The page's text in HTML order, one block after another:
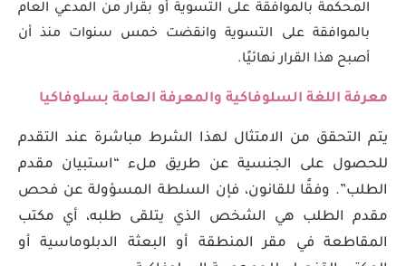
المحكمة بالموافقة على التسوية أو بقرار من المدعي العام
بالموافقة على التسوية وانقضت خمس سنوات منذ أن
أصبح هذا القرار نهائيًا.
معرفة اللغة السلوفاكية والمعرفة العامة بسلوفاكيا
يتم التحقق من الامتثال لهذا الشرط مباشرة عند التقدم
للحصول على الجنسية عن طريق ملء “استبيان مقدم
الطلب”. وفقًا للقانون، فإن السلطة المسؤولة عن فحص
مقدم الطلب هي الشخص الذي يتلقى طلبه، أي مكتب
المقاطعة في مقر المنطقة أو البعثة الدبلوماسية أو